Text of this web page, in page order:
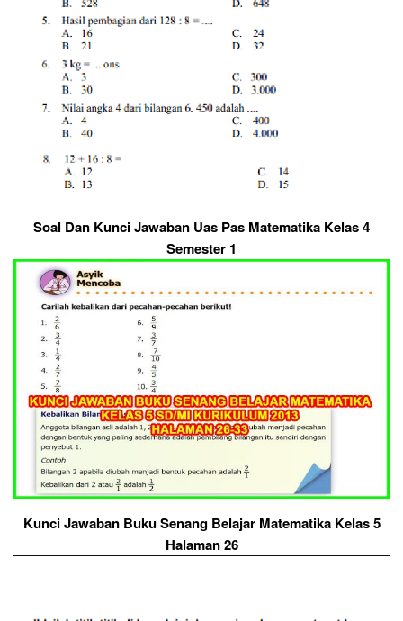
Soal Dan Kunci Jawaban Uas Pas Matematika Kelas 4
Semester 1
Kunci Jawaban Buku Senang Belajar Matematika Kelas 5
Halaman 26